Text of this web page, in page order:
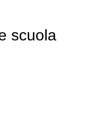
scuola